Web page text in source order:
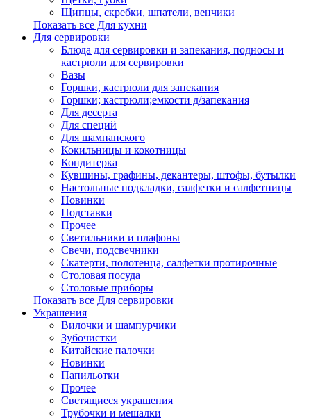
Щипцы, скребки, шпатели, венчики
Показать все Для кухни
Для сервировки
Блюда для сервировки и запекания, подносы и
кастрюли для сервировки
Вазы
Горшки, кастрюли для запекания
Горшки; кастрюли;емкости д/запекания
Для десерта
Для специй
Для шампанского
Кокильницы и кокотницы
Кондитерка
Кувшины, графины, декантеры, штофы, бутылки
Настольные подкладки, салфетки и салфетницы
Новинки
Подставки
Прочее
Светильники и плафоны
Свечи, подсвечники
Скатерти, полотенца, салфетки протирочные
Столовая посуда
Столовые приборы
Показать все Для сервировки
Украшения
Вилочки и шампурчики
Зубочистки
Китайские палочки
Новинки
Папильотки
Прочее
Светящиеся украшения
Трубочки и мешалки